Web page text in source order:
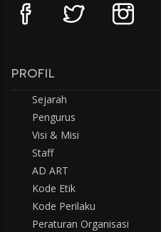
PROFIL
Sejarah
Pengurus
Visi & Misi
Staff
AD ART
Kode Etik
Kode Perilaku
Peraturan Organisasi